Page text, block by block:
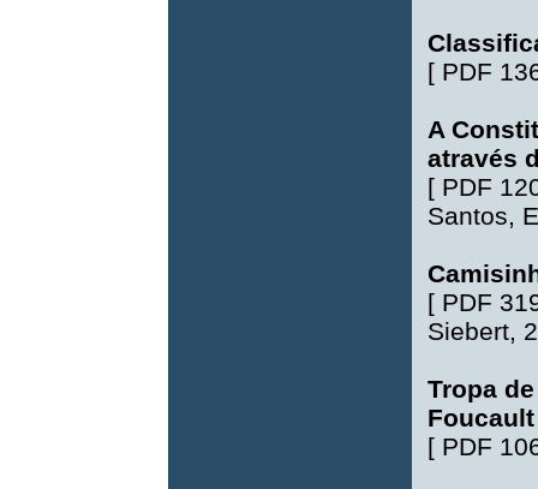
[ PDF
A
através
[ PDF
Santos,
[ PDF
Siebert,
Tropa
Foucault
[ PDF